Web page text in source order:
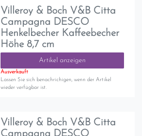
Villeroy & Boch V&B Citta
Campagna DESCO
Henkelbecher Kaffeebecher
Höhe 8,7 cm
Artikel anzeigen
Ausverkauft
Lassen Sie sich benachrichigen, wenn der Artikel
wieder verfügbar ist.
Villeroy & Boch V&B Citta